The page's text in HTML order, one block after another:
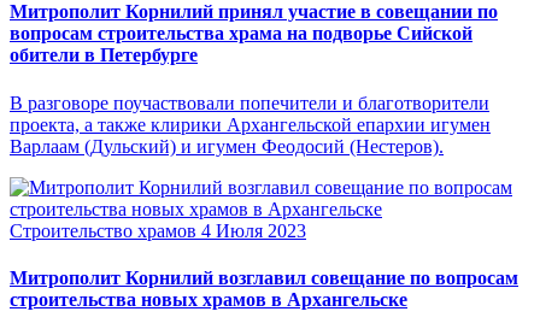
Митрополит Корнилий принял участие в совещании по
вопросам строительства храма на подворье Сийской
обители в Петербурге
В разговоре поучаствовали попечители и благотворители
проекта, а также клирики Архангельской епархии игумен
Варлаам (Дульский) и игумен Феодосий (Нестеров).
Строительство храмов 4 Июля 2023
Митрополит Корнилий возглавил совещание по вопросам
строительства новых храмов в Архангельске